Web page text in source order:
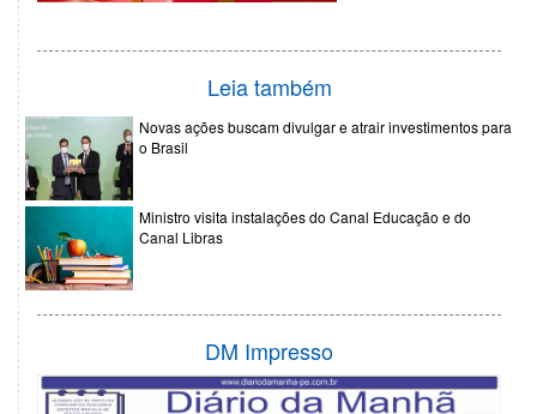
Leia também
Novas ações buscam divulgar e atrair investimentos para
o Brasil
Ministro visita instalações do Canal Educação e do
Canal Libras
DM Impresso